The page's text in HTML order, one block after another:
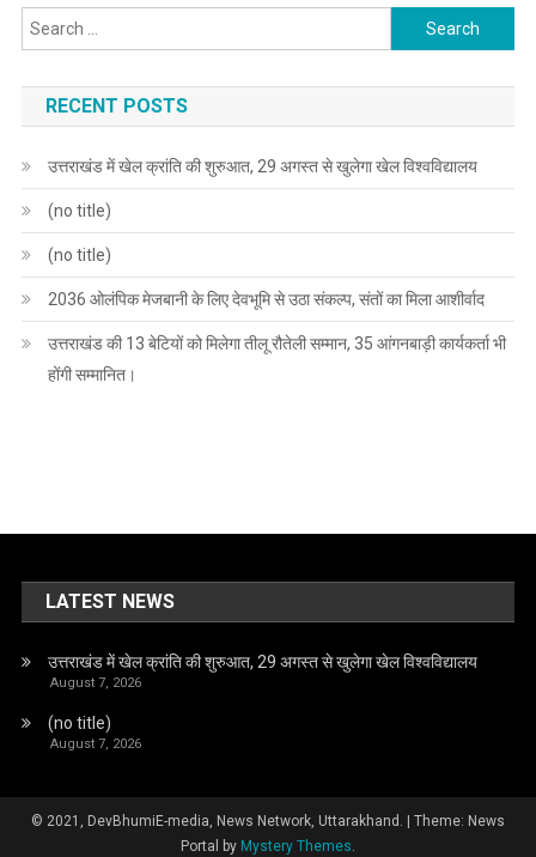
Search
for:
RECENT POSTS
उत्तराखंड में खेल क्रांति की शुरुआत, 29 अगस्त से खुलेगा खेल विश्वविद्यालय
(no title)
(no title)
2036 ओलंपिक मेजबानी के लिए देवभूमि से उठा संकल्प, संतों का मिला आशीर्वाद
उत्तराखंड की 13 बेटियों को मिलेगा तीलू रौतेली सम्मान, 35 आंगनबाड़ी कार्यकर्ता भी
होंगी सम्मानित।
LATEST NEWS
उत्तराखंड में खेल क्रांति की शुरुआत, 29 अगस्त से खुलेगा खेल विश्वविद्यालय
August 7, 2026
(no title)
August 7, 2026
© 2021, DevBhumiE-media, News Network, Uttarakhand.
Theme: News
Portal by Mystery Themes.